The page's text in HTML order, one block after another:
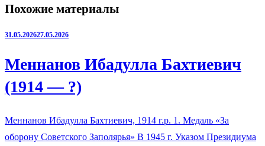
Похожие материалы
31.05.202627.05.2026
Меннанов Ибадулла Бахтиевич
(1914 — ?)
Меннанов Ибадулла Бахтиевич, 1914 г.р. 1. Медаль «За
оборону Советского Заполярья» В 1945 г. Указом Президиума